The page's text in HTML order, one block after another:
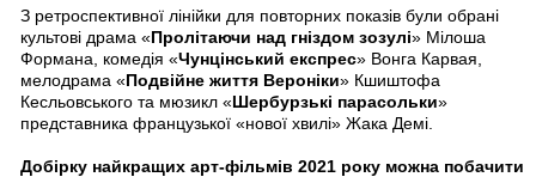
З ретроспективної лінійки для повторних показів були обрані
культові драма «Пролітаючи над гніздом зозулі» Мілоша
Формана, комедія «Чунцінський експрес» Вонга Карвая,
мелодрама «Подвійне життя Вероніки» Кшиштофа
Кесльовського та мюзикл «Шербурзькі парасольки»
представника французької «нової хвилі» Жака Демі.
Добірку найкращих арт-фільмів 2021 року можна побачити